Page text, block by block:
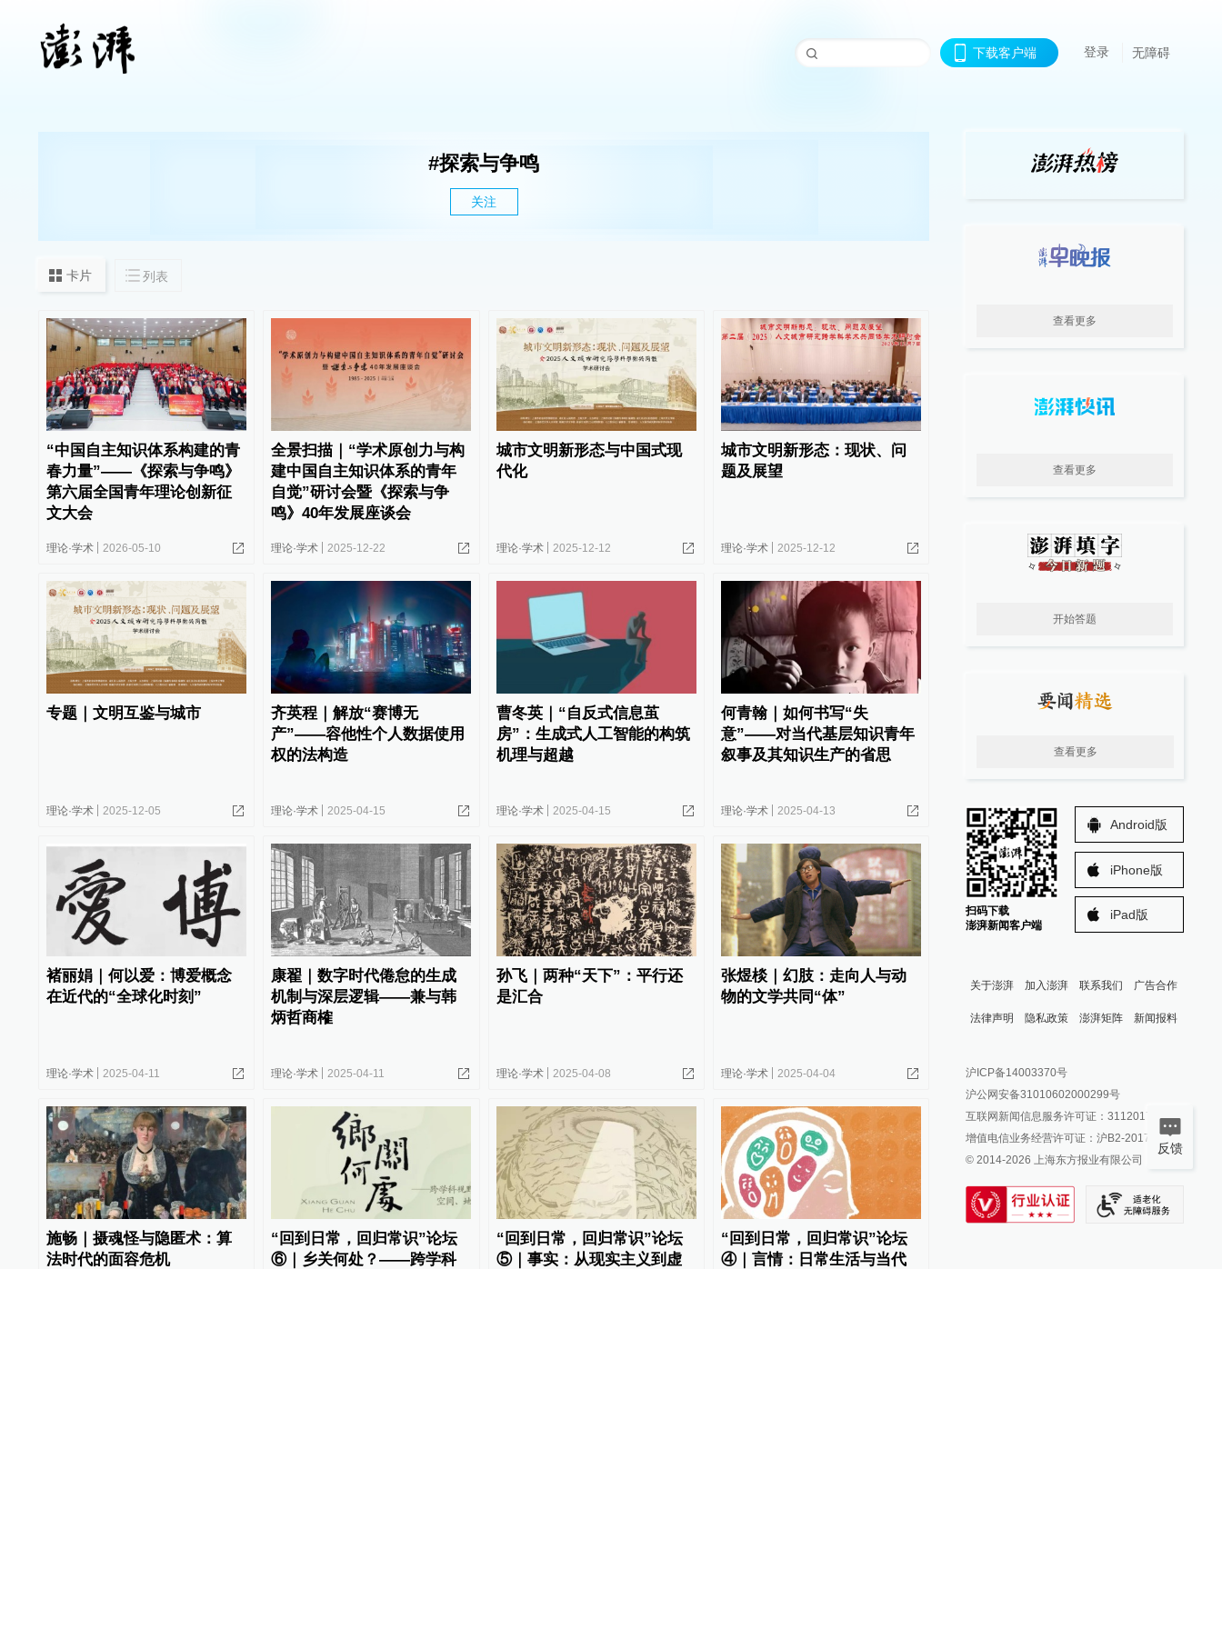
下载客户端 登录 无障碍
#探索与争鸣
关注
卡片 列表
“中国自主知识体系构建的青
春力量”——《探索与争鸣》
第六届全国青年理论创新征
文大会
理论·学术 2026-05-10
全景扫描｜“学术原创力与构
建中国自主知识体系的青年
自觉”研讨会暨《探索与争
鸣》40年发展座谈会
理论·学术 2025-12-22
城市文明新形态与中国式现
代化
理论·学术 2025-12-12
城市文明新形态：现状、问
题及展望
理论·学术 2025-12-12
专题｜文明互鉴与城市
理论·学术 2025-12-05
齐英程｜解放“赛博无
产”——容他性个人数据使用
权的法构造
理论·学术 2025-04-15
曹冬英｜“自反式信息茧
房”：生成式人工智能的构筑
机理与超越
理论·学术 2025-04-15
何青翰｜如何书写“失
意”——对当代基层知识青年
叙事及其知识生产的省思
理论·学术 2025-04-13
褚丽娟｜何以爱：博爱概念
在近代的“全球化时刻”
理论·学术 2025-04-11
康翟｜数字时代倦怠的生成
机制与深层逻辑——兼与韩
炳哲商榷
理论·学术 2025-04-11
孙飞｜两种“天下”：平行还
是汇合
理论·学术 2025-04-08
张煜棪｜幻肢：走向人与动
物的文学共同“体”
理论·学术 2025-04-04
施畅｜摄魂怪与隐匿术：算
法时代的面容危机
“回到日常，回归常识”论坛
⑥｜乡关何处？——跨学科
“回到日常，回归常识”论坛
⑤｜事实：从现实主义到虚
“回到日常，回归常识”论坛
④｜言情：日常生活与当代
查看更多
查看更多
开始答题
查看更多
扫码下载
澎湃新闻客户端
Android版
iPhone版
iPad版
关于澎湃 加入澎湃 联系我们 广告合作
法律声明 隐私政策 澎湃矩阵
澎湃新闻公众号
澎湃新闻抖音号
派生万物开放平台
IP SHANGHAI
SIXTH TONE
新闻报料
报料邮箱: news@thepaper.cn
沪ICP备14003370号
沪公网安备31010602000299号
互联网新闻信息服务许可证：31120170006
增值电信业务经营许可证：沪B2-2017116
© 2014-2026 上海东方报业有限公司
反馈